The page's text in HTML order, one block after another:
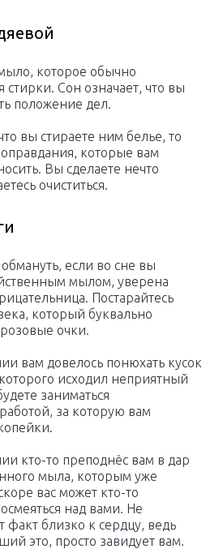
которое обычно
стирки. Сон означает, что вы
положение дел.
вы стираете ним белье, то
которые вам
Вы сделаете нечто
очиститься.
обмануть, если во сне вы
мылом, уверена
Постарайтесь
который буквально
очки.
вам довелось понюхать кусок
исходил неприятный
заниматься
за которую вам
кто-то преподнёс вам в дар
мыла, которым уже
вас может кто-то
над вами. Не
факт близко к сердцу, ведь
это, просто завидует вам.